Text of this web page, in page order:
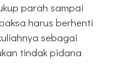
parah sampai
harus berhenti
sebagai
tindak pidana